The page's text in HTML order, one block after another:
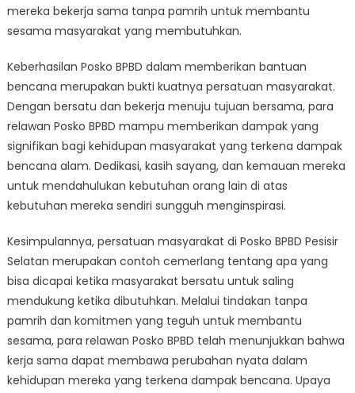
mereka bekerja sama tanpa pamrih untuk membantu
sesama masyarakat yang membutuhkan.
Keberhasilan Posko BPBD dalam memberikan bantuan
bencana merupakan bukti kuatnya persatuan masyarakat.
Dengan bersatu dan bekerja menuju tujuan bersama, para
relawan Posko BPBD mampu memberikan dampak yang
signifikan bagi kehidupan masyarakat yang terkena dampak
bencana alam. Dedikasi, kasih sayang, dan kemauan mereka
untuk mendahulukan kebutuhan orang lain di atas
kebutuhan mereka sendiri sungguh menginspirasi.
Kesimpulannya, persatuan masyarakat di Posko BPBD Pesisir
Selatan merupakan contoh cemerlang tentang apa yang
bisa dicapai ketika masyarakat bersatu untuk saling
mendukung ketika dibutuhkan. Melalui tindakan tanpa
pamrih dan komitmen yang teguh untuk membantu
sesama, para relawan Posko BPBD telah menunjukkan bahwa
kerja sama dapat membawa perubahan nyata dalam
kehidupan mereka yang terkena dampak bencana. Upaya